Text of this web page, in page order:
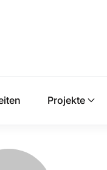
Projekte